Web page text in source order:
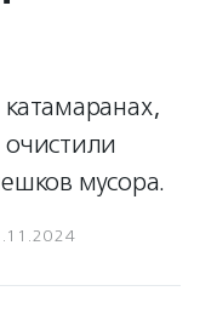
мусора.